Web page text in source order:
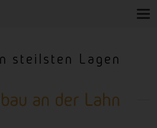
T
steilsten Lagen